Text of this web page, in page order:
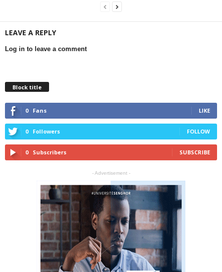
LEAVE A REPLY
Log in to leave a comment
Block title
0 Fans LIKE
0 Followers FOLLOW
0 Subscribers SUBSCRIBE
- Advertisement -